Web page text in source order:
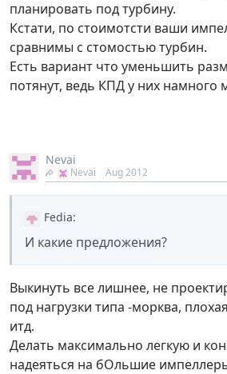
планировать под турбину.
Кстати, по стоимотсти ваши
сравнимы с стомостью турбин.
Есть вариант что уменьшить
потянут, ведь КПД у них намного
Nevai
Nevai Aug 2012
Fedia:
И какие предложения?
Выкинуть все лишнее, не
под нагрузки типа -морква,
итд.
Делать максимально легкую и
надеяться на бОльшие